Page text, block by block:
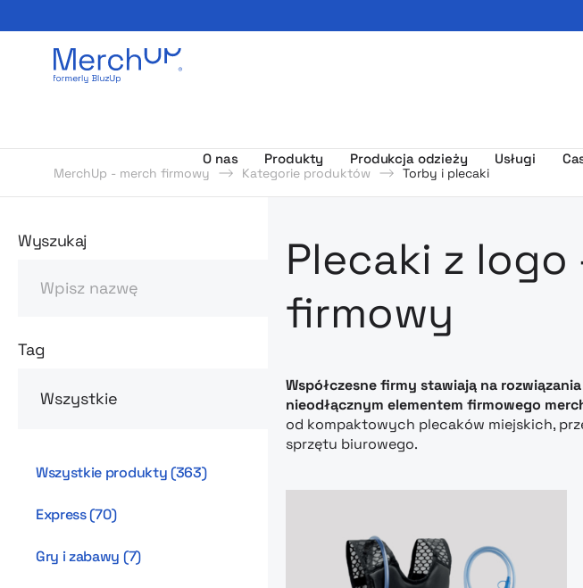
Odzież reklamowa z nadrukiem i gadżety firmowe z logo - MerchUp
O nas Produkty Produkcja odzieży Usługi
MerchUp - merch firmowy Kategorie produktów Torby i plecaki
Odzież
Wyszukaj
Tag
Wszystkie produkty(363)
Express(70)
Gry i zabawy (7)
Plecaki z
firmowy
Współczesne firmy stawiają na
nieodłącznym elementem firmowego
od kompaktowych plecaków miejskich,
sprzętu biurowego.